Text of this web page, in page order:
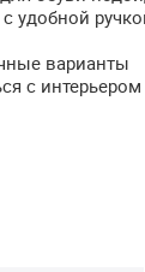
удобной
варианты
с интерьером